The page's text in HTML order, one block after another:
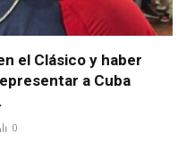
el Clásico y haber
a Cuba
0